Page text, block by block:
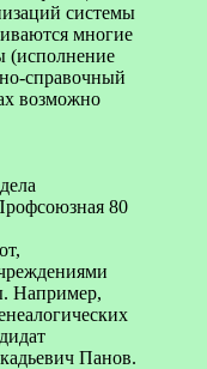
системы
многие
(исполнение
справочный
возможно
80
Например,
Панов.